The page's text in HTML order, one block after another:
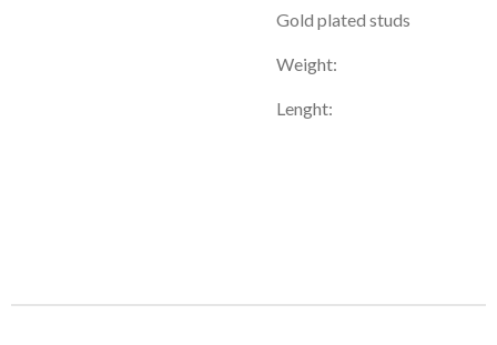
Gold plated studs
Weight:
Lenght: